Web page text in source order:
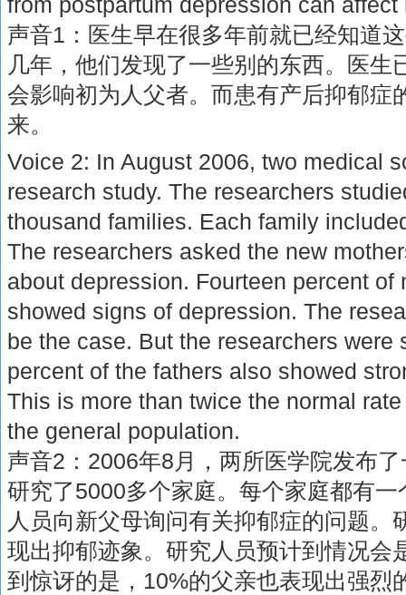
声音1：医生早在很多年前就已经知道
几年，他们发现了一些别的东西。医生
会影响初为人父者。而患有产后抑郁症
来。
Voice 2: In August 2006, two medical
research study. The researchers
thousand families. Each family
The researchers asked the new
about depression. Fourteen percent of
showed signs of depression. The
be the case. But the researchers were
percent of the fathers also showed
This is more than twice the normal
the general population.
声音2：2006年8月，两所医学院发布
研究了5000多个家庭。每个家庭都有
人员向新父母询问有关抑郁症的问题。
现出抑郁迹象。研究人员预计到情况会
到惊讶的是，10%的父亲也表现出强烈